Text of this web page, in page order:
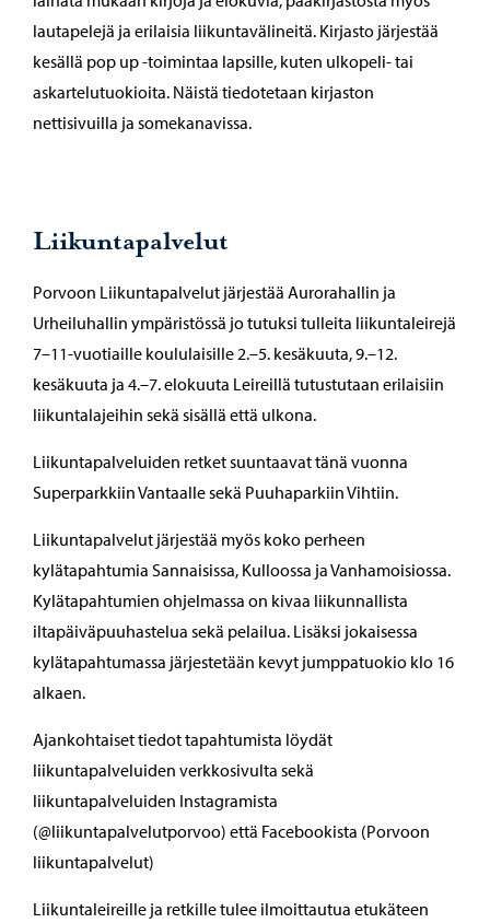
lautapelejä ja erilaisia liikuntavälineitä. Kirjasto järjestää
kesällä pop up -toimintaa lapsille, kuten ulkopeli- tai
askartelutuokioita. Näistä tiedotetaan kirjaston
nettisivuilla ja somekanavissa.
Liikuntapalvelut
Porvoon Liikuntapalvelut järjestää Aurorahallin ja
Urheiluhallin ympäristössä jo tutuksi tulleita liikuntaleirejä
7–11-vuotiaille koululaisille 2.–5. kesäkuuta, 9.–12.
kesäkuuta ja 4.–7. elokuuta Leireillä tutustutaan erilaisiin
liikuntalajeihin sekä sisällä että ulkona.
Liikuntapalveluiden retket suuntaavat tänä vuonna
Superparkkiin Vantaalle sekä Puuhaparkiin Vihtiin.
Liikuntapalvelut järjestää myös koko perheen
kylätapahtumia Sannaisissa, Kulloossa ja Vanhamoisiossa.
Kylätapahtumien ohjelmassa on kivaa liikunnallista
iltapäiväpuuhastelua sekä pelailua. Lisäksi jokaisessa
kylätapahtumassa järjestetään kevyt jumppatuokio klo 16
alkaen.
Ajankohtaiset tiedot tapahtumista löydät
liikuntapalveluiden verkkosivulta sekä
liikuntapalveluiden Instagramista
(@liikuntapalvelutporvoo) että Facebookista (Porvoon
liikuntapalvelut)
Liikuntaleireille ja retkille tulee ilmoittautua etukäteen